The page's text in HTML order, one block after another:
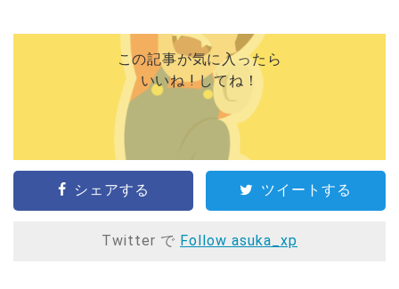
この記事が気に入ったら
いいね ! してね！
シェアする ツイートする
Twitter で Follow asuka_xp